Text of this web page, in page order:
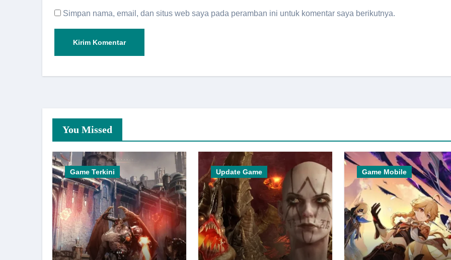
Simpan nama, email, dan situs web saya pada peramban ini untuk komentar saya berikutnya.
You Missed
Game Terkini Update Game Game Mobile